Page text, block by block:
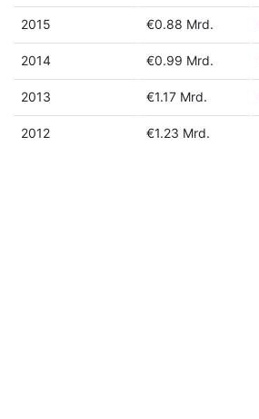
2015 €0.88 Mrd.
2014 €0.99 Mrd.
2013 €1.17 Mrd.
2012 €1.23 Mrd.